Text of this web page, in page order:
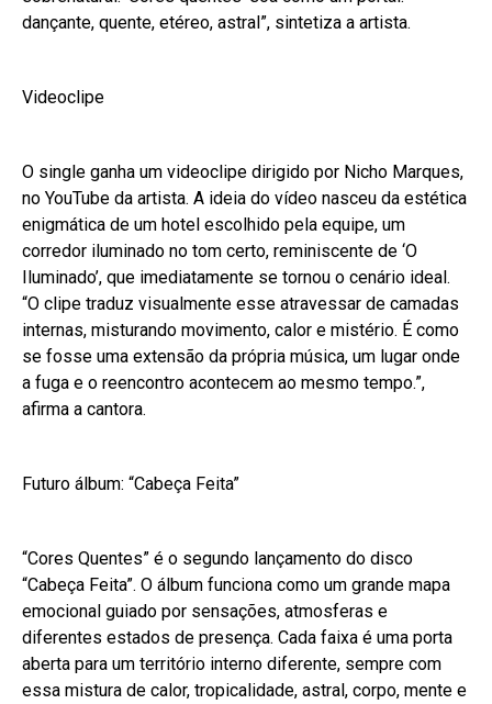
dançante, quente, etéreo, astral”, sintetiza a artista.
Videoclipe
O single ganha um videoclipe dirigido por Nicho Marques,
no YouTube da artista. A ideia do vídeo nasceu da estética
enigmática de um hotel escolhido pela equipe, um
corredor iluminado no tom certo, reminiscente de ‘O
Iluminado’, que imediatamente se tornou o cenário ideal.
“O clipe traduz visualmente esse atravessar de camadas
internas, misturando movimento, calor e mistério. É como
se fosse uma extensão da própria música, um lugar onde
a fuga e o reencontro acontecem ao mesmo tempo.”,
afirma a cantora.
Futuro álbum: “Cabeça Feita”
“Cores Quentes” é o segundo lançamento do disco
“Cabeça Feita”. O álbum funciona como um grande mapa
emocional guiado por sensações, atmosferas e
diferentes estados de presença. Cada faixa é uma porta
aberta para um território interno diferente, sempre com
essa mistura de calor, tropicalidade, astral, corpo, mente e